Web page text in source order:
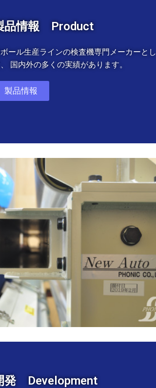
品情報 Product
ール生産ラインの検査機専門メーカーとし
国内外の多くの実績があります。
製品情報
発 Development